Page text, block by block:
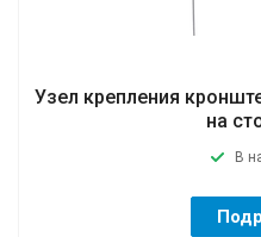
Узел крепления
на
В